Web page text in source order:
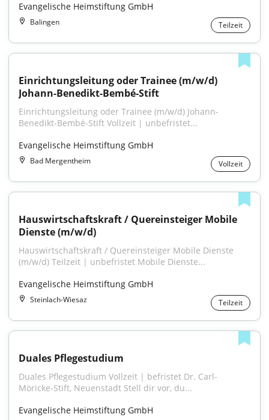
Evangelische Heimstiftung GmbH
Balingen Teilzeit
Einrichtungsleitung oder Trainee (m/w/d)
Johann-Benedikt-Bembé-Stift
Einrichtungsleitung oder Trainee (m/w/d) Johann-
Benedikt-Bembé-Stift Vollzeit | unbefristet...
Evangelische Heimstiftung GmbH
Bad Mergentheim Vollzeit
Hauswirtschaftskraft / Quereinsteiger Mobile
Dienste (m/w/d)
Hauswirtschaftskraft / Quereinsteiger Mobile Dienste
(m/w/d) Teilzeit | unbefristet Mobile Dienste...
Evangelische Heimstiftung GmbH
Steinlach-Wiesaz Teilzeit
Duales Pflegestudium
Duales Pflegestudium Vollzeit | befristet Dr. Carl-
Möricke-Stift, Neuenstadt Stell dir vor, du...
Evangelische Heimstiftung GmbH